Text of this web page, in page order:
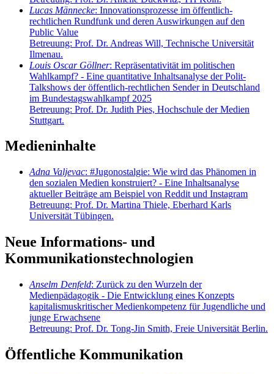
Lucas Männecke: Innovationsprozesse im öffentlich-
rechtlichen Rundfunk und deren Auswirkungen auf den
Public Value
Betreuung: Prof. Dr. Andreas Will, Technische Universität
Ilmenau.
Louis Oscar Göllner: Repräsentativität im politischen
Wahlkampf? - Eine quantitative Inhaltsanalyse der Polit-
Talkshows der öffentlich-rechtlichen Sender in Deutschland
im Bundestagswahlkampf 2025
Betreuung: Prof. Dr. Judith Pies, Hochschule der Medien
Stuttgart.
Medieninhalte
Adna Valjevac: #Jugonostalgie: Wie wird das Phänomen in
den sozialen Medien konstruiert? - Eine Inhaltsanalyse
aktueller Beiträge am Beispiel von Reddit und Instagram
Betreuung: Prof. Dr. Martina Thiele, Eberhard Karls
Universität Tübingen.
Neue Informations- und
Kommunikationstechnologien
Anselm Denfeld: Zurück zu den Wurzeln der
Medienpädagogik - Die Entwicklung eines Konzepts
kapitalismuskritischer Medienkompetenz für Jugendliche und
junge Erwachsene
Betreuung: Prof. Dr. Tong-Jin Smith, Freie Universität Berlin.
Öffentliche Kommunikation